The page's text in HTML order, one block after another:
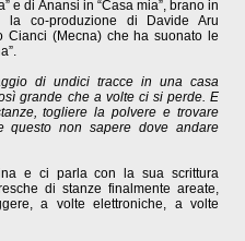
e di Anansi in “Casa mia”, brano in
co-produzione di Davide Aru
Cianci (Mecna) che ha suonato le
di undici tracce in una casa
grande che a volte ci si perde. E
togliere la polvere e trovare
questo non sapere dove andare
e ci parla con la sua scrittura
di stanze finalmente areate,
a volte elettroniche, a volte